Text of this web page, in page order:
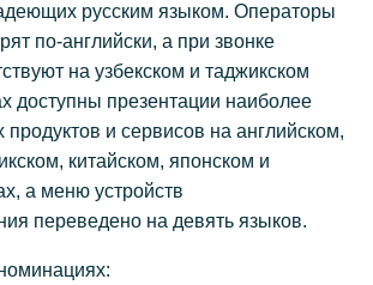
русским языком. Операторы
по-английски, а при звонке
на узбекском и таджикском
доступны презентации наиболее
и сервисов на английском,
китайском, японском и
а меню устройств
переведено на девять языков.